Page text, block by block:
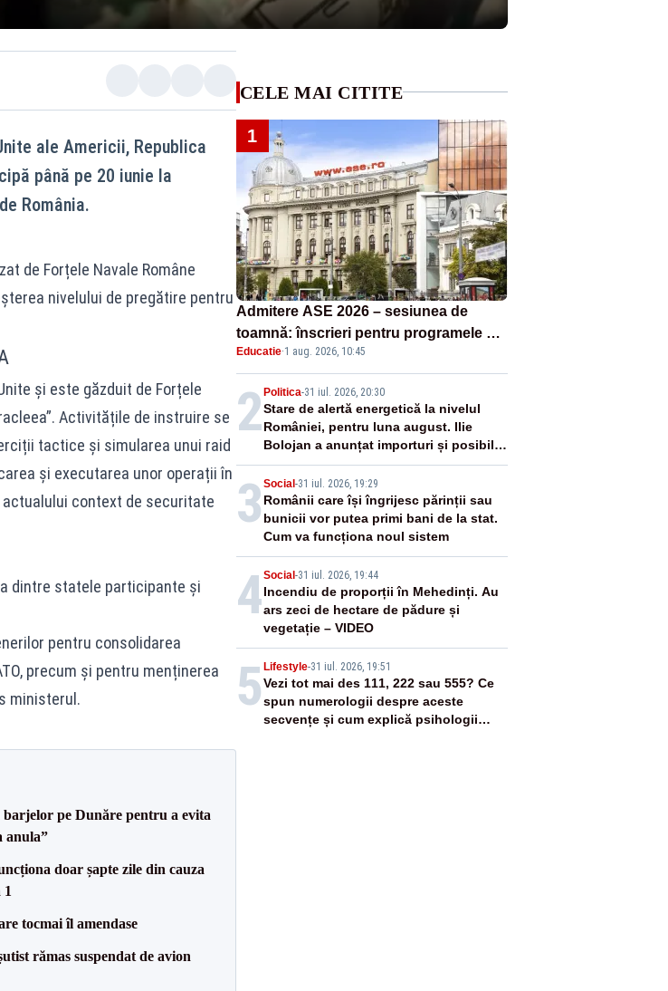
ale Americii, Republica
până pe 20 iunie la
România.
de Forțele Navale Române
nivelului de pregătire pentru
și este găzduit de Forțele
Activitățile de instruire se
tactice și simularea unui raid
și executarea unor operații în
context de securitate
dintre statele participante și
pentru consolidarea
precum și pentru menținerea
ministerul.
pe Dunăre pentru a evita
anula”
doar șapte zile din cauza
tocmai îl amendase
rămas suspendat de avion
CELE MAI CITITE
1
Admitere ASE 2026 – sesiunea de
toamnă: înscrieri pentru programele de
licență, masterat și doctorat
Educatie·1 aug. 2026, 10:45
2Politica-31 iul. 2026, 20:30
Stare de alertă energetică la nivelul
României, pentru luna august. Ilie
Bolojan a anunțat importuri și posibile
restricții – VIDEO
3 Social-31 iul. 2026, 19:29
Românii care își îngrijesc părinții sau
bunicii vor putea primi bani de la stat.
Cum va funcționa noul sistem
4Social-31 iul. 2026, 19:44
Incendiu de proporții în Mehedinți. Au
ars zeci de hectare de pădure și
vegetație – VIDEO
5 Lifestyle-31 iul. 2026, 19:51
Vezi tot mai des 111, 222 sau 555? Ce
spun numerologii despre aceste
secvențe și cum explică psihologii